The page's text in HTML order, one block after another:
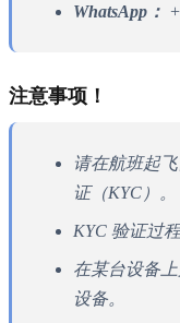
WhatsApp：
注意事项！
请在航班起
证（KYC）。
KYC 验证过
在某台设备
设备。